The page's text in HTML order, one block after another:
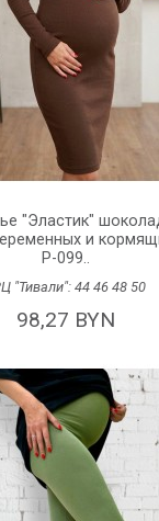
"Эластик"
и
P-099..
"Тивали":444648 50
98,27 BYN